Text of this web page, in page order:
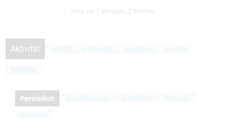
Aktiv vor 7 Monaten, 2 Wochen
Aktivität
Persönlich